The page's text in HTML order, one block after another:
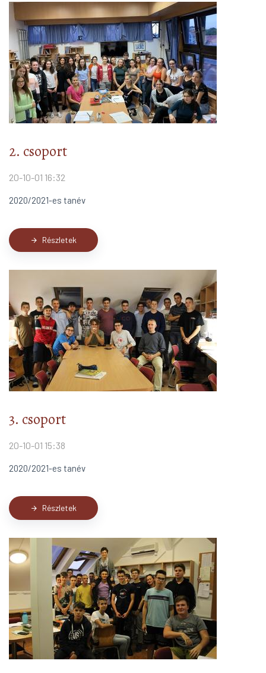
2. csoport
20-10-01 16:32
2020/2021-es tanév
arrow_forward Részletek
3. csoport
20-10-01 15:38
2020/2021-es tanév
arrow_forward Részletek